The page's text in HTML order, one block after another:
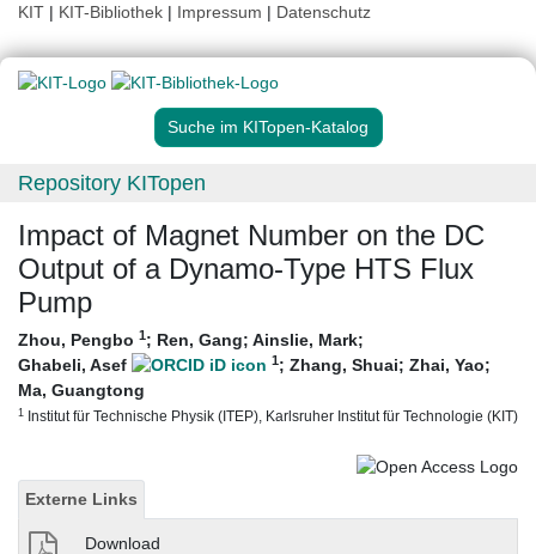
KIT | KIT-Bibliothek | Impressum | Datenschutz
Suche im KITopen-Katalog
Repository KITopen
Impact of Magnet Number on the DC
Output of a Dynamo-Type HTS Flux
Pump
Zhou, Pengbo 1; Ren, Gang; Ainslie, Mark;
Ghabeli, Asef
1; Zhang, Shuai; Zhai, Yao;
Ma, Guangtong
1 Institut für Technische Physik (ITEP), Karlsruher Institut für Technologie (KIT)
Externe Links
Download